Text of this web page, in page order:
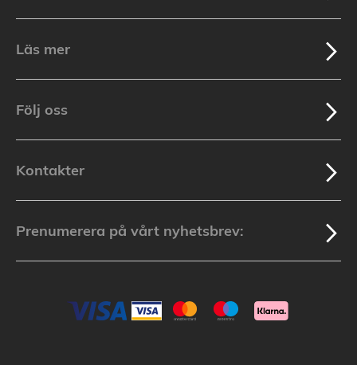
Läs mer
Följ oss
Kontakter
Prenumerera på vårt nyhetsbrev: